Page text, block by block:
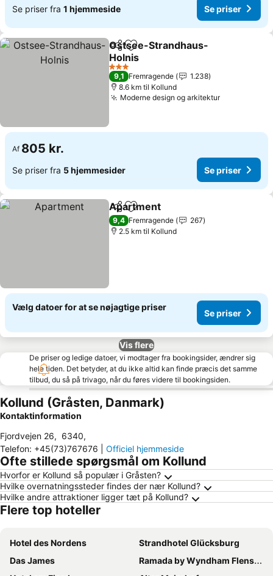
Se priser fra 1 hjemmeside Se priser
Del Føj til favoritter
Ostsee-Strandhaus-
Holnis
3 Stjerner
9,1 Fremragende
1.238
8.6 km til Kollund
Moderne design og arkitektur
Af 805 kr.
Se priser fra 5 hjemmesider Se priser
Del Føj til favoritter
Apartment
9,4 Fremragende
267
2.5 km til Kollund
Vælg datoer for at se nøjagtige priser
Se priser
Vis flere
De priser og ledige datoer, vi modtager fra bookingsider, ændrer sig
hele tiden. Det betyder, at du ikke altid kan finde præcis det samme
tilbud, du så på trivago, når du føres videre til bookingsiden.
Kollund (Gråsten, Danmark)
Kontaktinformation
Fjordvejen 26, 6340,
Telefon: +45(73)767676 Officiel hjemmeside
Ofte stillede spørgsmål om Kollund
Hvorfor er Kollund så populær i Gråsten?
Hvilke overnatningssteder findes der nær Kollund?
Hvilke andre attraktioner ligger tæt på Kollund?
Flere top hoteller
Hotel des Nordens
Strandhotel Glücksburg
Das James
Ramada by Wyndham Flensburg